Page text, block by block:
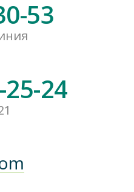
53
24